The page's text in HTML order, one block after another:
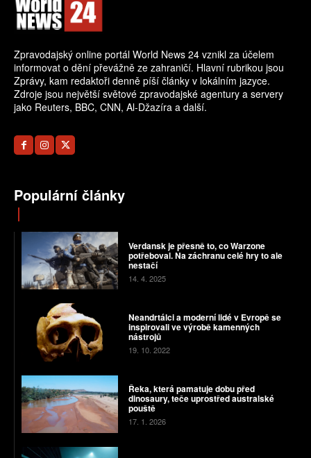
Zpravodajský online portál World News 24 vznikl za účelem
informovat o dění převážně ze zahraničí. Hlavní rubrikou jsou
Zprávy, kam redaktoři denně píší články v lokálním jazyce.
Zdroje jsou největší světové zpravodajské agentury a servery
jako Reuters, BBC, CNN, Al-Džazíra a další.
Populární články
Verdansk je přesně to, co Warzone
potřeboval. Na záchranu celé hry to ale
nestačí
14. 4. 2025
Neandrtálci a moderní lidé v Evropě se
inspirovali ve výrobě kamenných
nástrojů
19. 10. 2022
Řeka, která pamatuje dobu před
dinosaury, teče uprostřed australské
pouště
17. 1. 2026